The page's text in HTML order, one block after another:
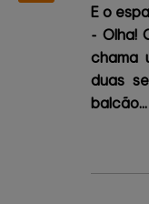
E o
- Olha!
chama
duas
balcão...